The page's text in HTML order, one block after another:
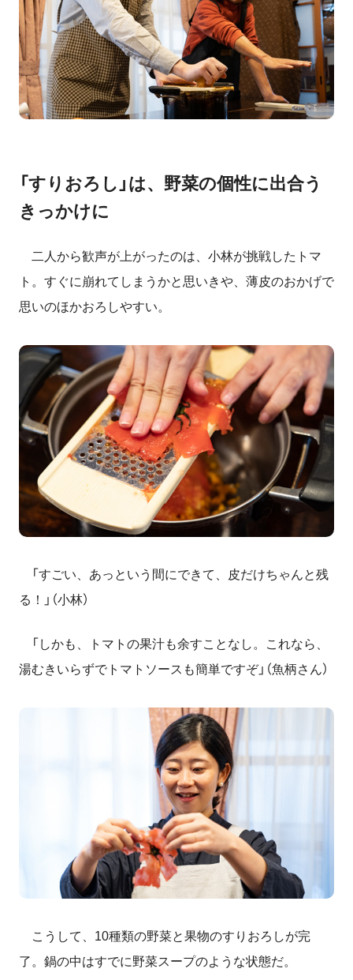
「すりおろし」は、野菜の個性に出合う
きっかけに
二人から歓声が上がったのは、小林が挑戦したトマ
ト。すぐに崩れてしまうかと思いきや、薄皮のおかげで
思いのほかおろしやすい。
「すごい、あっという間にできて、皮だけちゃんと残
る！」（小林）
「しかも、トマトの果汁も余すことなし。これなら、
湯むきいらずでトマトソースも簡単ですぞ」（魚柄さん）
こうして、10種類の野菜と果物のすりおろしが完
了。鍋の中はすでに野菜スープのような状態だ。